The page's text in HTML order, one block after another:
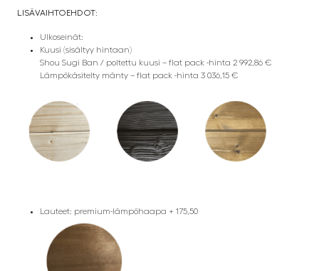
LISÄVAIHTOEHDOT:
Ulkoseinät:
Kuusi (sisältyy hintaan)
Shou Sugi Ban / poltettu kuusi – flat pack -hinta 2 992,86 €
Lämpökäsitelty mänty – flat pack -hinta 3 036,15 €
Lauteet: premium-lämpöhaapa + 175,50